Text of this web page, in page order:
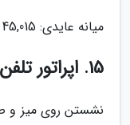
میانه عایدی: 45,015 دلار (31,901 پوند)
15. اپراتور تلفن
نشستن روی میز و